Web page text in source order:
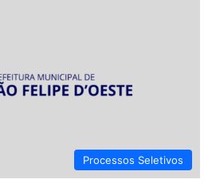
Processos Seletivos